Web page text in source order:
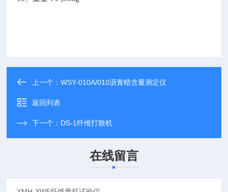
上一个：WSY-010A/010沥青蜡含量测定仪
返回列表
下一个： DS-1纤维打散机
在线留言